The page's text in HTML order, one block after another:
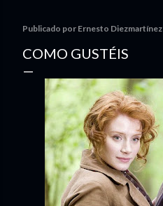
Publicado por Ernesto Diezmartínez
COMO GUSTÉIS